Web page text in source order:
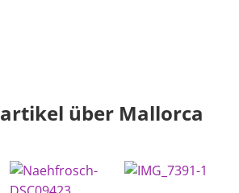
über Mallorca